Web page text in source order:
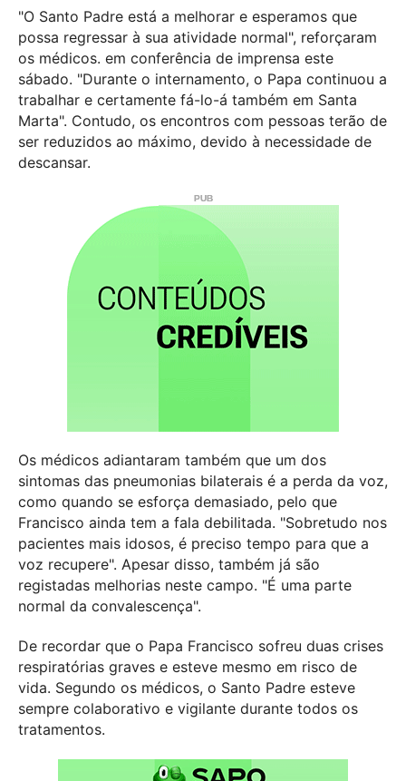
"O Santo Padre está a melhorar e esperamos que
possa regressar à sua atividade normal", reforçaram
os médicos. em conferência de imprensa este
sábado. "Durante o internamento, o Papa continuou a
trabalhar e certamente fá-lo-á também em Santa
Marta". Contudo, os encontros com pessoas terão de
ser reduzidos ao máximo, devido à necessidade de
descansar.
Os médicos adiantaram também que um dos
sintomas das pneumonias bilaterais é a perda da voz,
como quando se esforça demasiado, pelo que
Francisco ainda tem a fala debilitada. "Sobretudo nos
pacientes mais idosos, é preciso tempo para que a
voz recupere". Apesar disso, também já são
registadas melhorias neste campo. "É uma parte
normal da convalescença".
De recordar que o Papa Francisco sofreu duas crises
respiratórias graves e esteve mesmo em risco de
vida. Segundo os médicos, o Santo Padre esteve
sempre colaborativo e vigilante durante todos os
tratamentos.